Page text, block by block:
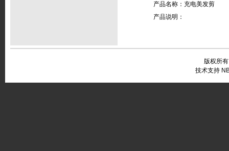
产品名称：充电美发剪
产品说明：
版权所
技术支持